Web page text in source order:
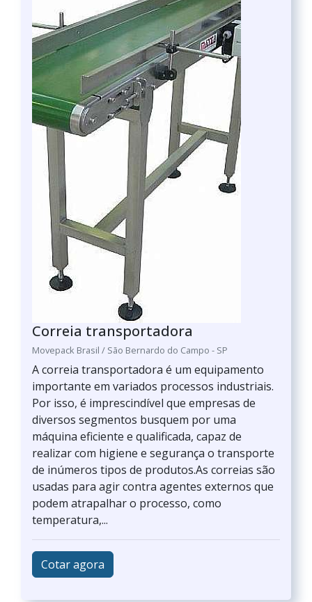
Correia transportadora
Movepack Brasil / São Bernardo do Campo - SP
A correia transportadora é um equipamento
importante em variados processos industriais.
Por isso, é imprescindível que empresas de
diversos segmentos busquem por uma
máquina eficiente e qualificada, capaz de
realizar com higiene e segurança o transporte
de inúmeros tipos de produtos.As correias são
usadas para agir contra agentes externos que
podem atrapalhar o processo, como
temperatura,...
Cotar agora